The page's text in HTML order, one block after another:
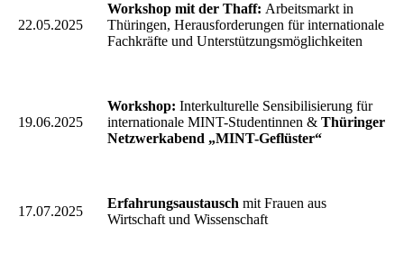
22.05.2025
Workshop mit der Thaff: Arbeitsmarkt in
Thüringen, Herausforderungen für internationale
Fachkräfte und Unterstützungsmöglichkeiten
19.06.2025
Workshop: Interkulturelle Sensibilisierung für
internationale MINT-Studentinnen & Thüringer
Netzwerkabend „MINT-Geflüster“
17.07.2025
Erfahrungsaustausch mit Frauen aus
Wirtschaft und Wissenschaft